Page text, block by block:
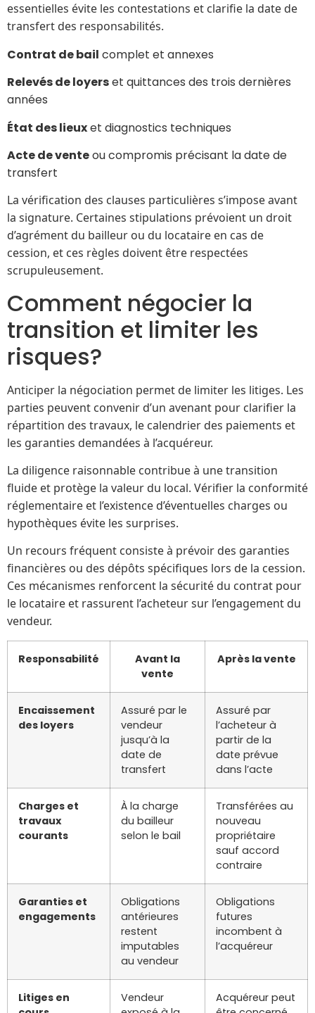
essentielles évite les contestations et clarifie la date de
transfert des responsabilités.
Contrat de bail complet et annexes
Relevés de loyerset quittances des trois dernières
années
État des lieuxet diagnostics techniques
Acte de venteou compromis précisant la date de
transfert
La vérification des clauses particulières s’impose avant
la signature. Certaines stipulations prévoient un droit
d’agrément du bailleur ou du locataire en cas de
cession, et ces règles doivent être respectées
scrupuleusement.
Comment négocier la
transition et limiter les
risques?
Anticiper la négociation permet de limiter les litiges. Les
parties peuvent convenir d’un avenant pour clarifier la
répartition des travaux, le calendrier des paiements et
les garanties demandées à l’acquéreur.
La diligence raisonnable contribue à une transition
fluide et protège la valeur du local. Vérifier la conformité
réglementaire et l’existence d’éventuelles charges ou
hypothèques évite les surprises.
Un recours fréquent consiste à prévoir des garanties
financières ou des dépôts spécifiques lors de la cession.
Ces mécanismes renforcent la sécurité du contrat pour
le locataire et rassurent l’acheteur sur l’engagement du
vendeur.
Responsabilité
Avant la
vente
Après la vente
Encaissement
des loyers
Assuré par le
vendeur
jusqu’à la
date de
transfert
Assuré par
l’acheteur à
partir de la
date prévue
dans l’acte
Charges et
travaux
courants
À la charge
du bailleur
selon le bail
Transférées au
nouveau
propriétaire
sauf accord
contraire
Garanties et
engagements
Obligations
antérieures
restent
imputables
au vendeur
Obligations
futures
incombent à
l’acquéreur
Litiges en
Vendeur
Acquéreur peut